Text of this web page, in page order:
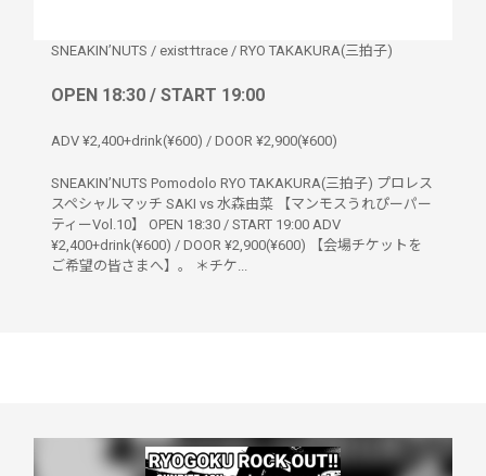
SNEAKIN’NUTS / exist†trace / RYO TAKAKURA(三拍子)
OPEN 18:30 / START 19:00
ADV ¥2,400+drink(¥600) / DOOR ¥2,900(¥600)
SNEAKIN’NUTS Pomodolo RYO TAKAKURA(三拍子) プロレス
スペシャルマッチ SAKI vs 水森由菜 【マンモスうれぴーパー
ティーVol.10】 OPEN 18:30 / START 19:00 ADV
¥2,400+drink(¥600) / DOOR ¥2,900(¥600) 【会場チケットを
ご希望の皆さまへ】。 ＊チケ...